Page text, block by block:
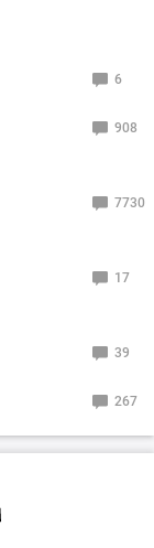
6
908
7730
17
39
267